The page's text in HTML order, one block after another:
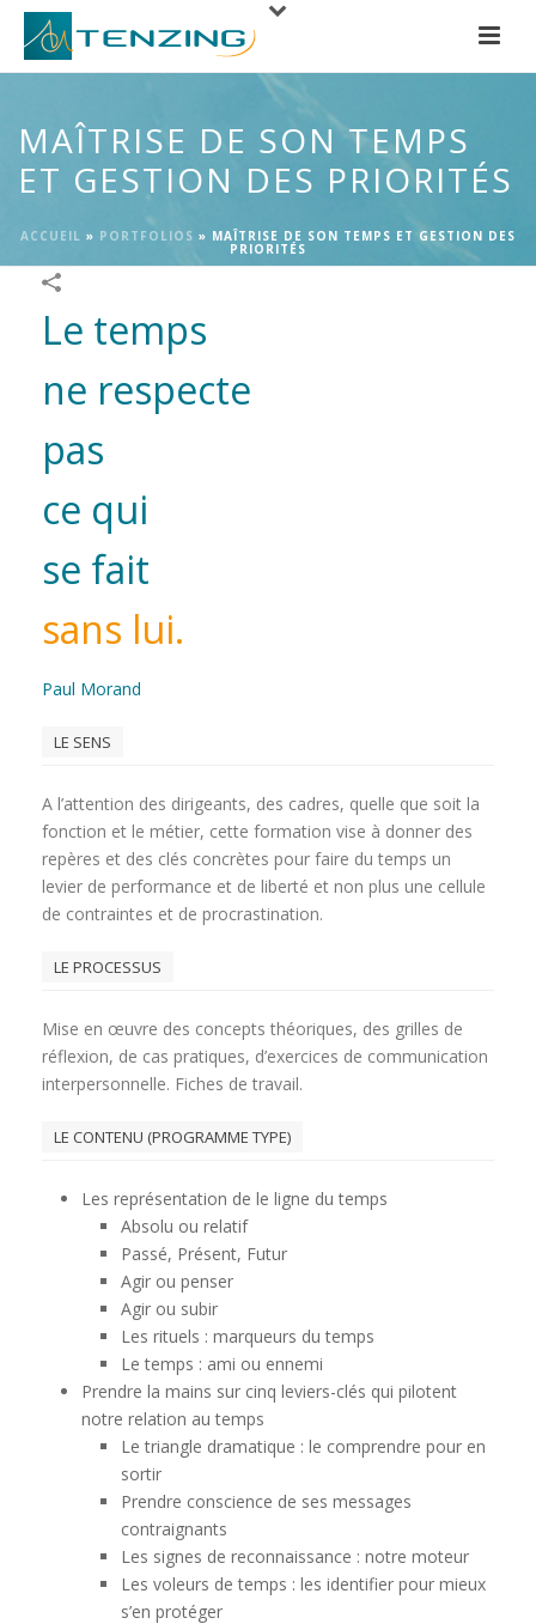
MAÎTRISE DE SON TEMPS
ET GESTION DES PRIORITÉS
ACCUEIL » PORTFOLIOS » MAÎTRISE DE SON TEMPS ET GESTION DES
PRIORITÉS
Le temps
ne respecte
pas
ce qui
se fait
sans lui.
Paul Morand
LE SENS
A l’attention des dirigeants, des cadres, quelle que soit la
fonction et le métier, cette formation vise à donner des
repères et des clés concrètes pour faire du temps un
levier de performance et de liberté et non plus une cellule
de contraintes et de procrastination.
LE PROCESSUS
Mise en œuvre des concepts théoriques, des grilles de
réflexion, de cas pratiques, d’exercices de communication
interpersonnelle. Fiches de travail.
LE CONTENU (PROGRAMME TYPE)
Les représentation de le ligne du temps
Absolu ou relatif
Passé, Présent, Futur
Agir ou penser
Agir ou subir
Les rituels : marqueurs du temps
Le temps : ami ou ennemi
Prendre la mains sur cinq leviers-clés qui pilotent
notre relation au temps
Le triangle dramatique : le comprendre pour en
sortir
Prendre conscience de ses messages
contraignants
Les signes de reconnaissance : notre moteur
Les voleurs de temps : les identifier pour mieux
s’en protéger